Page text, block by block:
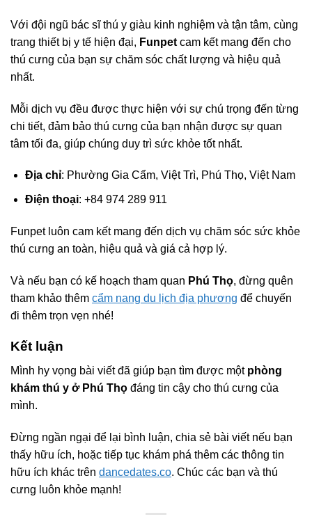
Với đội ngũ bác sĩ thú y giàu kinh nghiệm và tận tâm, cùng
trang thiết bị y tế hiện đại, Funpet cam kết mang đến cho
thú cưng của bạn sự chăm sóc chất lượng và hiệu quả
nhất.
Mỗi dịch vụ đều được thực hiện với sự chú trọng đến từng
chi tiết, đảm bảo thú cưng của bạn nhận được sự quan
tâm tối đa, giúp chúng duy trì sức khỏe tốt nhất.
Địa chỉ: Phường Gia Cẩm, Việt Trì, Phú Thọ, Việt Nam
Điện thoại: +84 974 289 911
Funpet luôn cam kết mang đến dịch vụ chăm sóc sức khỏe
thú cưng an toàn, hiệu quả và giá cả hợp lý.
Và nếu bạn có kế hoạch tham quan Phú Thọ, đừng quên
tham khảo thêm cẩm nang du lịch địa phương để chuyến
đi thêm trọn vẹn nhé!
Kết luận
Mình hy vọng bài viết đã giúp bạn tìm được một phòng
khám thú y ở Phú Thọ đáng tin cậy cho thú cưng của
mình.
Đừng ngần ngại để lại bình luận, chia sẻ bài viết nếu bạn
thấy hữu ích, hoặc tiếp tục khám phá thêm các thông tin
hữu ích khác trên dancedates.co. Chúc các bạn và thú
cưng luôn khỏe mạnh!